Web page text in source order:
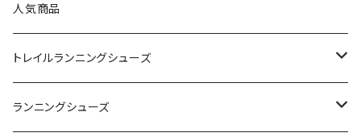
On（オン）
YONEX（ヨネックス）
adidas（アディダス）
人気商品
トレイルランニングシューズ
On
ランニングシューズ